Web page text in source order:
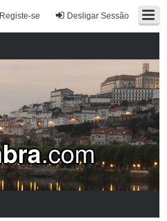
Desligar Sessão
Registe-se